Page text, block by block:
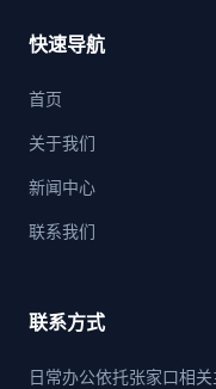
快速导航
首页
关于我们
新闻中心
联系我们
联系方式
日常办公依托张家口相